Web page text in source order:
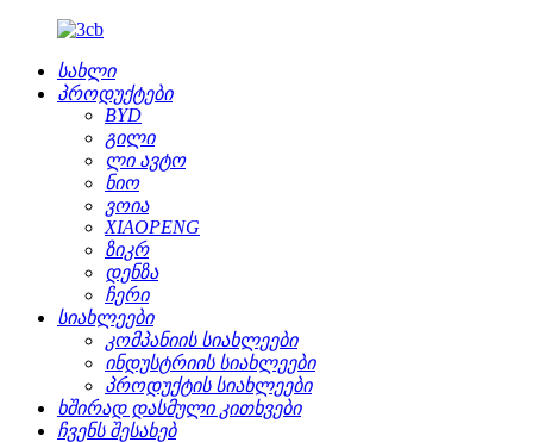
სახლი
პროდუქტები
BYD
გილი
ლი ავტო
ნიო
ვოია
XIAOPENG
ზიკრ
დენზა
ჩერი
სიახლეები
კომპანიის სიახლეები
ინდუსტრიის სიახლეები
პროდუქტის სიახლეები
ხშირად დასმული კითხვები
ჩვენს შესახებ